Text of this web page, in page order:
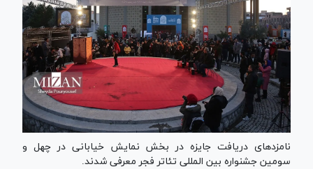
نامزدهای دریافت جایزه در بخش نمایش خیابانی در چهل و
سومین جشنواره بین المللی تئاتر فجر معرفی شدند.